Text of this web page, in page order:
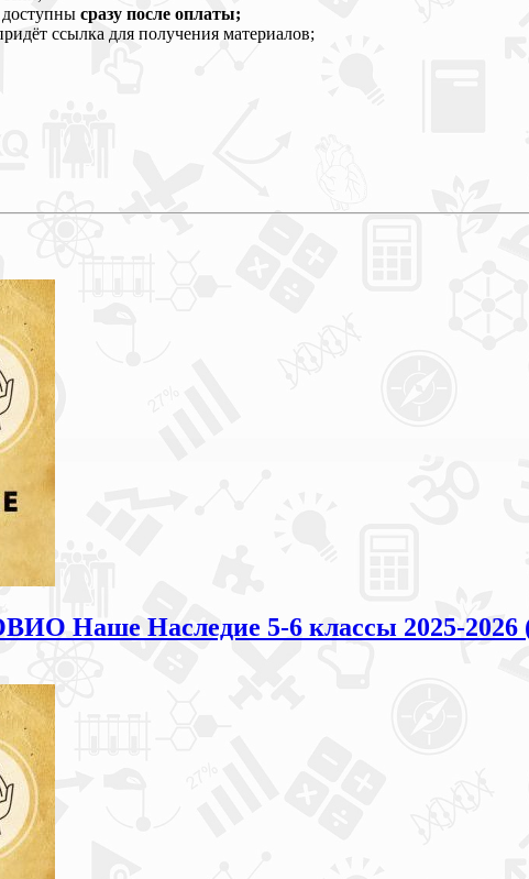
сразу после оплаты;
ссылка для получения материалов;
Наше Наследие 5-6 классы 2025-2026